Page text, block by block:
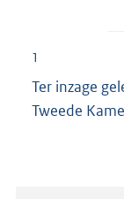
1
Ter inzage
Tweede